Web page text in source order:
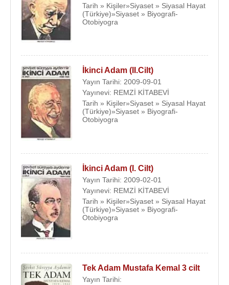
Tarih » Kişiler»Siyaset » Siyasal Hayat
(Türkiye)»Siyaset » Biyografi-
Otobiyogra
İkinci Adam (II.Cilt)
Yayın Tarihi: 2009-09-01
Yayınevi: REMZİ KİTABEVİ
Tarih » Kişiler»Siyaset » Siyasal Hayat
(Türkiye)»Siyaset » Biyografi-
Otobiyogra
İkinci Adam (I. Cilt)
Yayın Tarihi: 2009-02-01
Yayınevi: REMZİ KİTABEVİ
Tarih » Kişiler»Siyaset » Siyasal Hayat
(Türkiye)»Siyaset » Biyografi-
Otobiyogra
Tek Adam Mustafa Kemal 3 cilt
Yayın Tarihi: